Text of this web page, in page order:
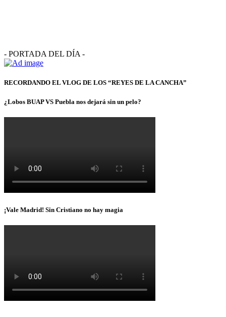
- PORTADA DEL DÍA -
RECORDANDO EL VLOG DE LOS “REYES DE LA CANCHA”
¿Lobos BUAP VS Puebla nos dejará sin un pelo?
¡Vale Madrid! Sin Cristiano no hay magia